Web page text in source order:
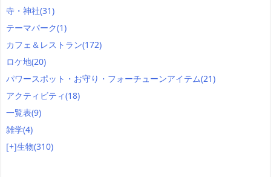
寺・神社(31)
テーマパーク(1)
カフェ＆レストラン(172)
ロケ地(20)
パワースポット・お守り・フォーチューンアイテム(21)
アクティビティ(18)
一覧表(9)
雑学(4)
[+]生物(310)